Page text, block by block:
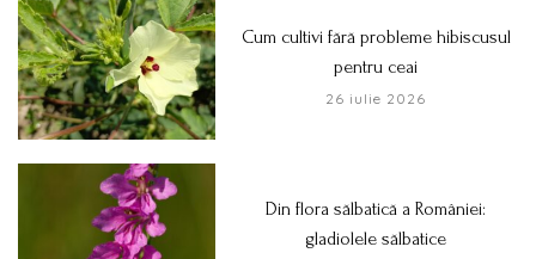
Cum cultivi fără probleme hibiscusul
pentru ceai
26 iulie 2026
Din flora sălbatică a României:
gladiolele sălbatice